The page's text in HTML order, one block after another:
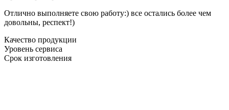
Отлично выполняете свою работу:) все остались более чем
довольны, респект!)
Качество продукции
Уровень сервиса
Срок изготовления